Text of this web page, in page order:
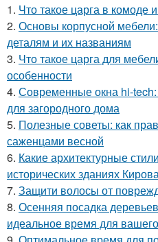
1. Что такое царга в комоде
2. Основы корпусной
деталям и их названиям
3. Что такое царга для
особенности
4. Современные окна hi-tech:
для загородного дома
5. Полезные советы: как
саженцами весной
6. Какие архитектурные
исторических зданиях
7. Защити волосы от
8. Осенняя посадка
идеальное время для